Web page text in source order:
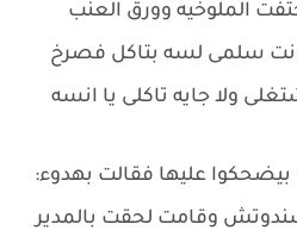
الملوخيه وورق العنب
سلمى لسه بتاكل فصرخ
ولا جايه تاكلى يا انسه
بيضحكوا عليها فقالت بهدوء:
وقامت لحقت بالمدير